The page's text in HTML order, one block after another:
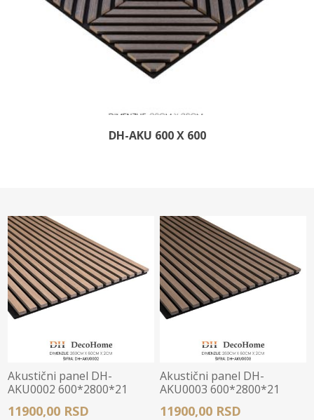
DH-AKU 600 X 600
Akustični panel DH-
AKU0002 600*2800*21
11900,00 RSD
Akustični panel DH-
AKU0003 600*2800*21
11900,00 RSD